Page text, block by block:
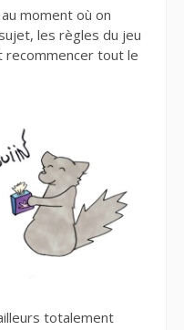
moment où on
les règles du jeu
recommencer tout le
totalement